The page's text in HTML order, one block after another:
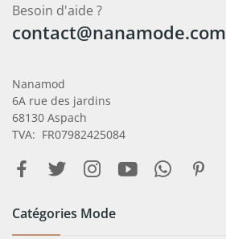
Besoin d'aide ?
contact@nanamode.com
Nanamod
6A rue des jardins
68130 Aspach
TVA: FR07982425084
Catégories Mode